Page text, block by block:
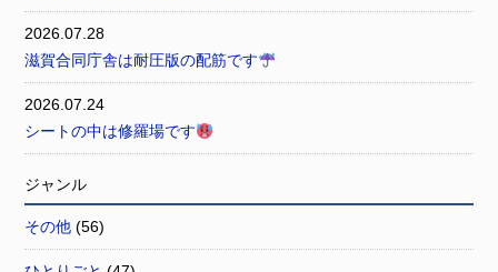
2026.07.28
滋賀合同庁舎は耐圧版の配筋です
2026.07.24
シートの中は修羅場です
ジャンル
その他 (56)